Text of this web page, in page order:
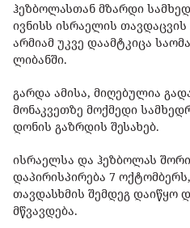
ჰეზბოლასთან მზარდი
ივნისს ისრაელის
არმიამ უკვე დაამტკიცა
ლიბანში.
გარდა ამისა, მიღებულია
მონაკვეთზე მოქმედი
დონის გაზრდის შესახებ.
ისრაელსა და ჰეზბოლას
დაპირისპირება 7
თავდასხმის შემდეგ
მწვავდება.